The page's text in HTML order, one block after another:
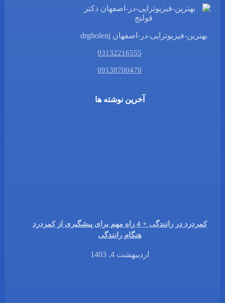
بهترین-فیزیوتراپی-در-اصفهان drgholenj
03132216555
09138700470
آخرین نوشته ها
کمردرد در رانندگی + 4 راه مهم برای پیشگیری از کمردرد
هنگام رانندگی
اردیبهشت 4, 1403